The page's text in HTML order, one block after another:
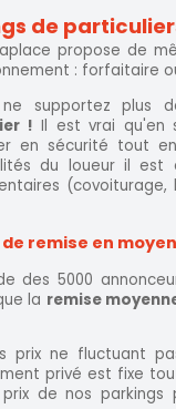
de
propose de
: forfaitaire
supportez plus
! Il est vrai qu'en
en sécurité tout
du loueur il
de remise en
des 5000
la remise
prix ne fluctuant
privé est fixe
de nos parkings